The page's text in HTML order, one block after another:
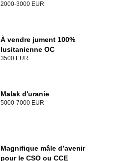
2000-3000 EUR
À vendre jument 100%
lusitanienne OC
3500 EUR
Malak d'uranie
5000-7000 EUR
Magnifique mâle d’avenir
pour le CSO ou CCE